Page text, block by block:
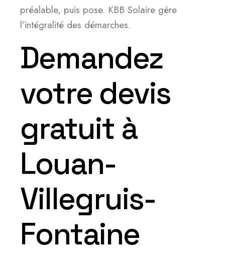
préalable, puis pose. KBB Solaire gère
l’intégralité des démarches.
Demandez
votre devis
gratuit à
Louan-
Villegruis-
Fontaine